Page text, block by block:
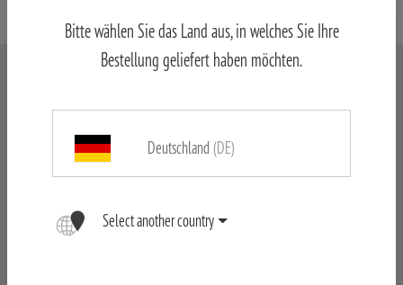
Bitte wählen Sie das Land aus, in welches Sie Ihre
Bestellung geliefert haben möchten.
Deutschland (DE)
Select another country